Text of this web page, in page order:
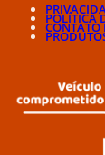
POLÍTICA
CONTATO